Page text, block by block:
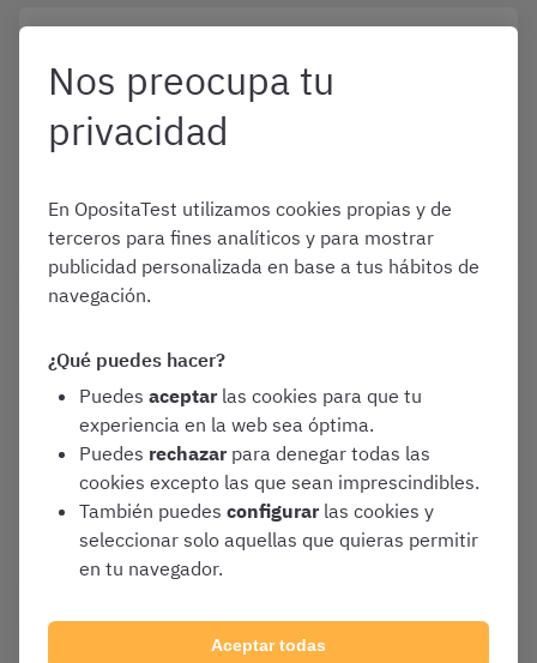
¿Cómo es el test de Auxiliar
Administrativo de Cantabria
de 2026?
Auxiliar Administrativo de Cantabria
OEP 2022 del Gobierno de
Cantabria: ¡497 plazas por
Turno Libre y Promoción
Interna!
Convocatorias y Guías de Oposiciones
Varias oposiciones
Nos preocupa tu
privacidad
En OpositaTest utilizamos cookies propias y de
terceros para fines analíticos y para mostrar
publicidad personalizada en base a tus hábitos de
navegación.
¿Qué puedes hacer?
Puedes aceptar las cookies para que tu
experiencia en la web sea óptima.
Puedes rechazar para denegar todas las
cookies excepto las que sean imprescindibles.
También puedes configurar las cookies y
seleccionar solo aquellas que quieras permitir
en tu navegador.
Aceptar todas